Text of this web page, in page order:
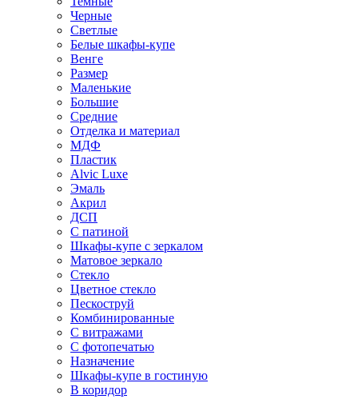
Черные
Светлые
Белые шкафы-купе
Венге
Размер
Маленькие
Большие
Средние
Отделка и материал
МДФ
Пластик
Alvic Luxe
Эмаль
Акрил
ДСП
С патиной
Шкафы-купе с зеркалом
Матовое зеркало
Стекло
Цветное стекло
Пескоструй
Комбинированные
С витражами
С фотопечатью
Назначение
Шкафы-купе в гостиную
В коридор